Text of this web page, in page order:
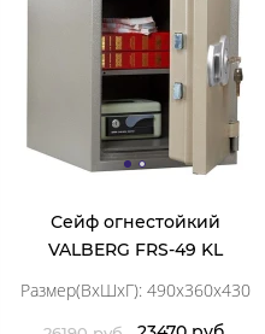
Сейф огнестойкий
VALBERG FRS-49 KL
Размер(ВхШхГ): 490x360x430